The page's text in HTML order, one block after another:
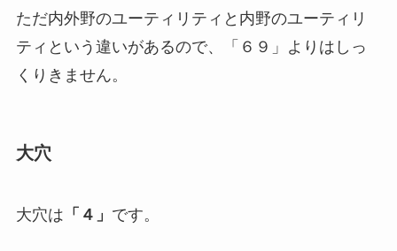
ただ内外野のユーティリティと内野のユーティリ
ティという違いがあるので、「６９」よりはしっ
くりきません。
大穴
大穴は 「４」 です。